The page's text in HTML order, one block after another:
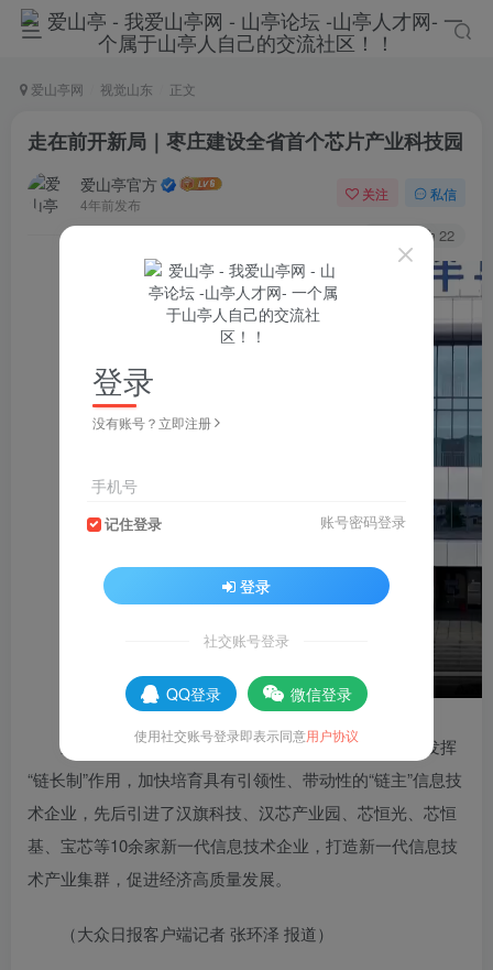
爱山亭网 视觉山东 正文
走在前开新局｜枣庄建设全省首个芯片产业科技园
爱山亭官方
4年前发布
关注 私信
22
近年来，枣庄市峄城区锚定新一代信息技术产业，发挥
“链长制”作用，加快培育具有引领性、带动性的“链主”信息技
术企业，先后引进了汉旗科技、汉芯产业园、芯恒光、芯恒
基、宝芯等10余家新一代信息技术企业，打造新一代信息技
术产业集群，促进经济高质量发展。
（大众日报客户端记者 张环泽 报道）
登录
没有账号？立即注册
手机号
记住登录 账号密码登录
登录
社交账号登录
QQ登录 微信登录
使用社交账号登录即表示同意用户协议